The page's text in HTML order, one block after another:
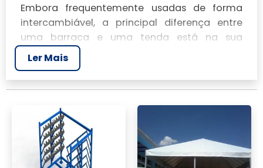
Embora frequentemente usadas de forma
intercambiável, a principal diferença entre
uma barraca e uma tenda está na sua
aplicação. As barracas, como a barraca
tenda belfix, são projetadas para
acomodação temporária, ideais para
estruturas mais robustas, adequadas para
eventos ao ar livre e feiras, como a tenda
barraca de feira.
Ler Mais